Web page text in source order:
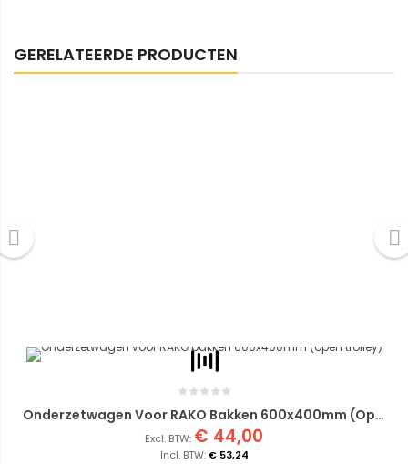
GERELATEERDE PRODUCTEN
Onderzetwagen Voor RAKO Bakken 600x400mm (open Trolley)
€ 53,24
€ 44,00